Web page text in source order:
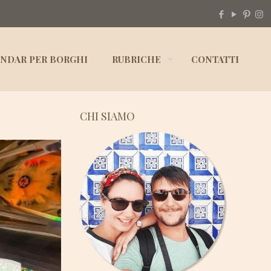
PER BORGHI RUBRICHE CONTATTI
CHI SIAMO